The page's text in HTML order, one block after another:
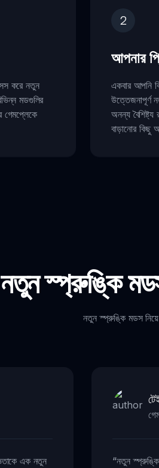
করে নতুন
মডগুলির
গেমপ্লেকে
2
আপনার
একবার আপনি
উত্তেজনাপূর্ণ
অনন্য
বাড়ানোর কিছু
নতুন স্প্রুঙ্কি
নতুন স্প্রুঙ্কি মডস নিয়ে
এক নতুন “নতুন স্প্রুঙ্কি